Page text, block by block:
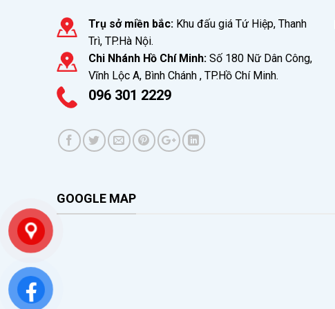
Trụ sở miền bắc: Khu đấu giá Tứ Hiệp, Thanh
Trì, TP.Hà Nội.
Chi Nhánh Hồ Chí Minh: Số 180 Nữ Dân Công,
Vĩnh Lộc A, Bình Chánh , TP.Hồ Chí Minh.
096 301 2229
GOOGLE MAP